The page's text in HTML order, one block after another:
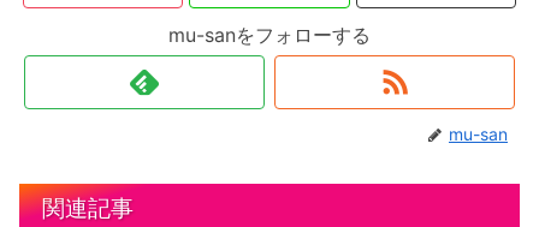
mu-sanをフォローする
mu-san
関連記事